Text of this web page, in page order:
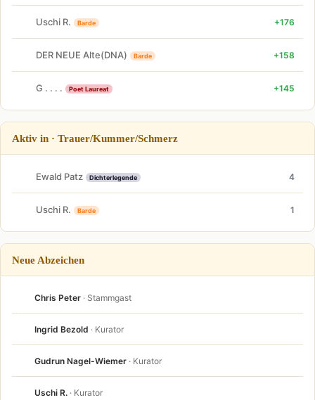
Uschi R. Barde +176
DER NEUE Alte(DNA) Barde +158
G . . . . Poet Laureat +145
Aktiv in · Trauer/Kummer/Schmerz
Ewald Patz Dichterlegende 4
Uschi R. Barde 1
Neue Abzeichen
Chris Peter · Stammgast
Ingrid Bezold · Kurator
Gudrun Nagel-Wiemer · Kurator
Uschi R. · Kurator